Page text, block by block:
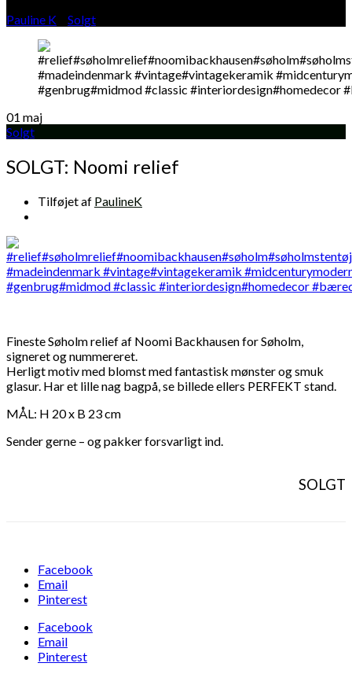
Pauline K Solgt
01 maj
Solgt
SOLGT: Noomi relief
Tilføjet af PaulineK
Fineste Søholm relief af Noomi Backhausen for Søholm,
signeret og nummereret.
Herligt motiv med blomst med fantastisk mønster og smuk
glasur. Har et lille nag bagpå, se billede ellers PERFEKT stand.
MÅL: H 20 x B 23 cm
Sender gerne – og pakker forsvarligt ind.
SOLGT
Facebook
Email
Pinterest
Facebook
Email
Pinterest